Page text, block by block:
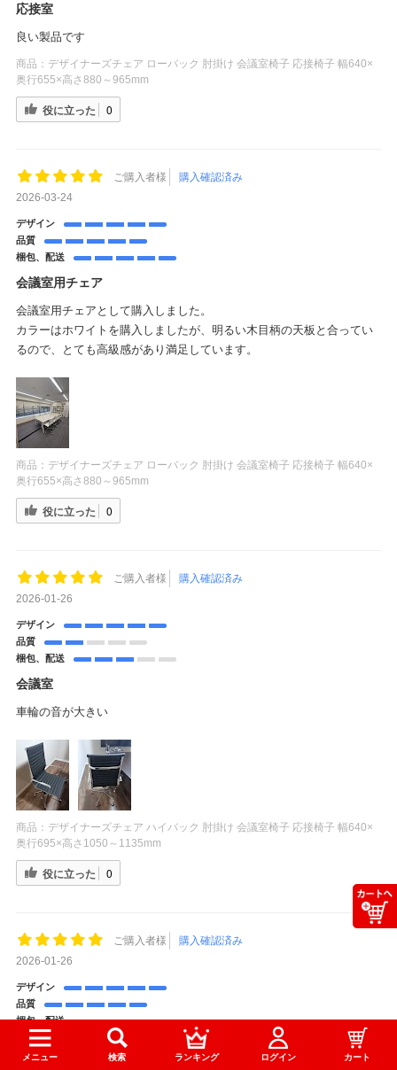
応接室
良い製品です
商品： デザイナーズチェア ローバック 肘掛け 会議室椅子 応接椅子 幅640×
奥行655×高さ880～965mm
役に立った 0
ご購入者様
購入確認済み
2026-03-24
デザイン
品質
梱包、配送
会議室用チェア
会議室用チェアとして購入しました。
カラーはホワイトを購入しましたが、明るい木目柄の天板と合ってい
るので、とても高級感があり満足しています。
商品： デザイナーズチェア ローバック 肘掛け 会議室椅子 応接椅子 幅640×
奥行655×高さ880～965mm
役に立った 0
ご購入者様
購入確認済み
2026-01-26
デザイン
品質
梱包、配送
会議室
車輪の音が大きい
商品： デザイナーズチェア ハイバック 肘掛け 会議室椅子 応接椅子 幅640×
奥行695×高さ1050～1135mm
役に立った 0
ご購入者様
購入確認済み
2026-01-26
デザイン
品質
梱包、配送
届きました
メニュー 検索 ランキング ログイン カート